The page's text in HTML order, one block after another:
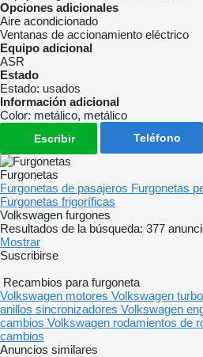
Opciones adicionales
Aire acondicionado
Ventanas de accionamiento eléctrico
Equipo adicional
ASR
Estado
Estado: usados
Información adicional
Color: metálico, metálico
Escribir Teléfono
Furgonetas
Furgonetas de pasajeros Furgonetas
Furgonetas frigoríficas
Volkswagen furgones
Resultados de la búsqueda: 377
Mostrar
Suscribirse
Recambios para furgoneta
Volkswagen motores Volkswagen
anillos sincronizadores Volkswagen
cambios Volkswagen rodamientos de
cambios
Anuncios similares